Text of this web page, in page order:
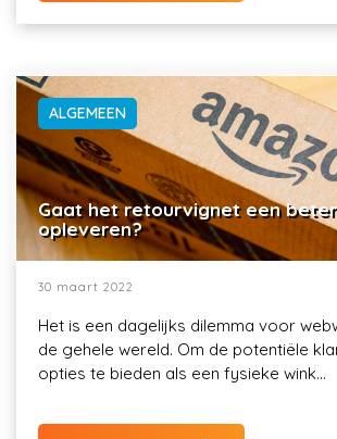
ALGEMEEN
Gaat het retourvignet een
opleveren?
30 maart 2022
Het is een dagelijks dilemma voor
de gehele wereld. Om de potentiële
opties te bieden als een fysieke wink...